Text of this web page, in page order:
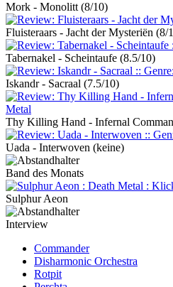
Mork - Monolitt (8/10)
Fluisteraars - Jacht der Mysteriën (8/
Tabernakel - Scheintaufe (8.5/10)
Iskandr - Sacraal (7.5/10)
Thy Killing Hand - Infernal
Uada - Interwoven (keine)
Band des Monats
Sulphur Aeon
Interview
Commander
Disharmonic Orchestra
Rotpit